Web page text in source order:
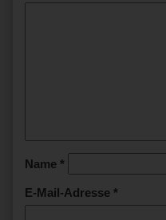
Name *
E-Mail-Adresse *